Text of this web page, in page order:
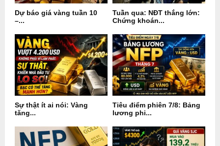
Dự báo giá vàng tuần 10
–...
Tuần qua: NĐT thắng lớn:
Chứng khoán...
Sự thật ít ai nói: Vàng
tăng...
Tiêu điểm phiên 7/8: Bảng
lương phi...